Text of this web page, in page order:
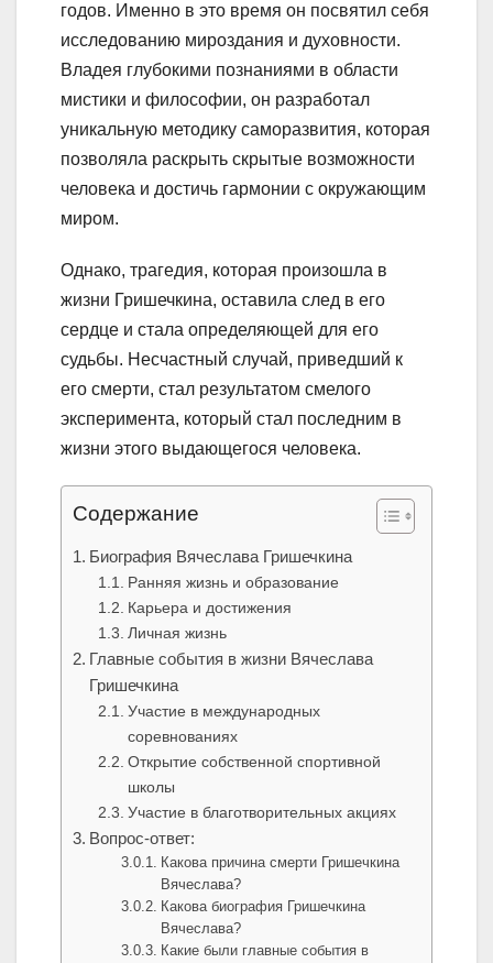
годов. Именно в это время он посвятил себя
исследованию мироздания и духовности.
Владея глубокими познаниями в области
мистики и философии, он разработал
уникальную методику саморазвития, которая
позволяла раскрыть скрытые возможности
человека и достичь гармонии с окружающим
миром.
Однако, трагедия, которая произошла в
жизни Гришечкина, оставила след в его
сердце и стала определяющей для его
судьбы. Несчастный случай, приведший к
его смерти, стал результатом смелого
эксперимента, который стал последним в
жизни этого выдающегося человека.
Содержание
Биография Вячеслава Гришечкина
Ранняя жизнь и образование
Карьера и достижения
Личная жизнь
Главные события в жизни Вячеслава
Гришечкина
Участие в международных
соревнованиях
Открытие собственной спортивной
школы
Участие в благотворительных акциях
Вопрос-ответ:
Какова причина смерти Гришечкина
Вячеслава?
Какова биография Гришечкина
Вячеслава?
Какие были главные события в